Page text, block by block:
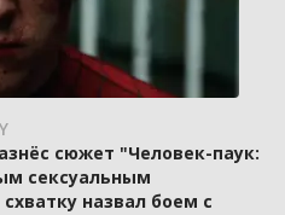
сюжет "Человек-паук:
сексуальным
назвал боем с